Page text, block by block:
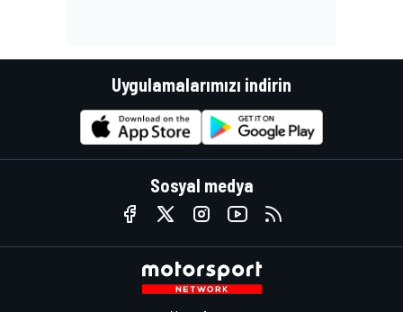
Uygulamalarımızı indirin
Sosyal medya